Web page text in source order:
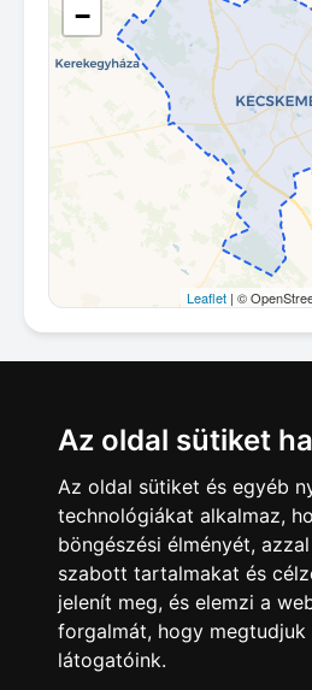
Az oldal sütiket
Az oldal sütiket és egyéb
technológiákat alkalmaz,
böngészési élményét,
szabott tartalmakat és
jelenít meg, és elemzi a
forgalmát, hogy megtudjuk
látogatóink.
−
Leaflet | ©
Hirdetésfeladás